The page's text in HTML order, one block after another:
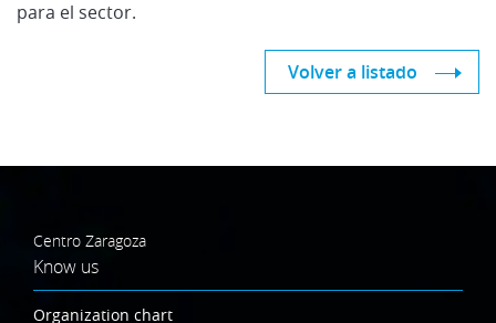
para el sector.
Volver a listado
Centro Zaragoza
Know us
Organization chart